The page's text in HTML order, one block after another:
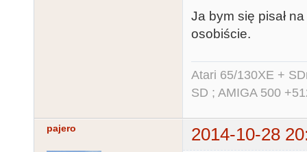
Ja bym się pisał
osobiście.
Atari 65/130XE +
SD ; AMIGA 500
pajero 2014-10-28